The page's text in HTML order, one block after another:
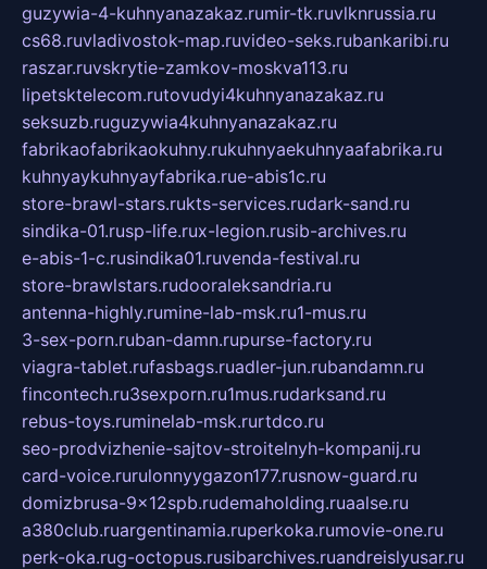
guzywia-4-kuhnyanazakaz.rumir-tk.ruvlknrussia.ru
cs68.ruvladivostok-map.ruvideo-seks.rubankaribi.ru
raszar.ruvskrytie-zamkov-moskva113.ru
lipetsktelecom.rutovudyi4kuhnyanazakaz.ru
seksuzb.ruguzywia4kuhnyanazakaz.ru
fabrikaofabrikaokuhny.rukuhnyaekuhnyaafabrika.ru
kuhnyaykuhnyayfabrika.rue-abis1c.ru
store-brawl-stars.rukts-services.rudark-sand.ru
sindika-01.rusp-life.rux-legion.rusib-archives.ru
e-abis-1-c.rusindika01.ruvenda-festival.ru
store-brawlstars.rudooraleksandria.ru
antenna-highly.rumine-lab-msk.ru1-mus.ru
3-sex-porn.ruban-damn.rupurse-factory.ru
viagra-tablet.rufasbags.ruadler-jun.rubandamn.ru
fincontech.ru3sexporn.ru1mus.rudarksand.ru
rebus-toys.ruminelab-msk.rurtdco.ru
seo-prodvizhenie-sajtov-stroitelnyh-kompanij.ru
card-voice.rurulonnyygazon177.rusnow-guard.ru
domizbrusa-9x12spb.rudemaholding.ruaalse.ru
a380club.ruargentinamia.ruperkoka.rumovie-one.ru
perk-oka.rug-octopus.rusibarchives.ruandreislyusar.ru